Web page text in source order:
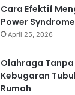
Cara Efektif
Power
April 25, 2026
Olahraga
Kebugaran
Rumah